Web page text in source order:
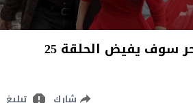
سوف يفيض الحلقة 25
شارك تبليغ